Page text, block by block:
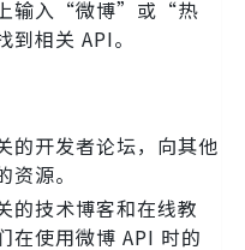
输入“微博”或“热
相关 API。
的开发者论坛，向其他
源。
的技术博客和在线教
在使用微博 API 时的